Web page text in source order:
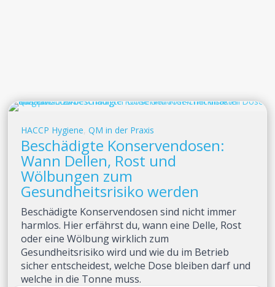
HACCP Hygiene,QM in der Praxis
Beschädigte Konservendosen:
Wann Dellen, Rost und
Wölbungen zum
Gesundheitsrisiko werden
Beschädigte Konservendosen sind nicht immer
harmlos. Hier erfährst du, wann eine Delle, Rost
oder eine Wölbung wirklich zum
Gesundheitsrisiko wird und wie du im Betrieb
sicher entscheidest, welche Dose bleiben darf und
welche in die Tonne muss.